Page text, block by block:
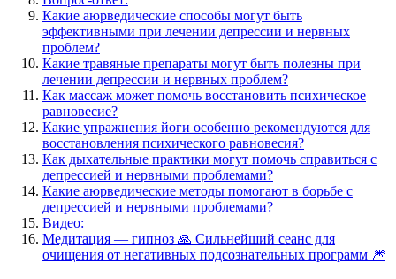
Какие аюрведические способы могут быть
эффективными при лечении депрессии и нервных
проблем?
Какие травяные препараты могут быть полезны при
лечении депрессии и нервных проблем?
Как массаж может помочь восстановить психическое
равновесие?
Какие упражнения йоги особенно рекомендуются для
восстановления психического равновесия?
Как дыхательные практики могут помочь справиться с
депрессией и нервными проблемами?
Какие аюрведические методы помогают в борьбе с
депрессией и нервными проблемами?
Видео:
Медитация — гипноз 🙏 Сильнейший сеанс для
очищения от негативных подсознательных программ 🎆